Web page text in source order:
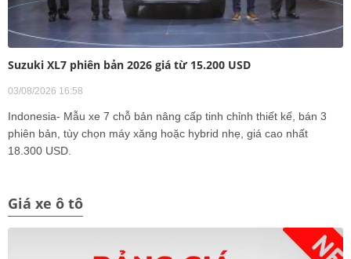
Suzuki XL7 phiên bản 2026 giá từ 15.200 USD
03/08/2026 16:58
Indonesia- Mẫu xe 7 chỗ bản nâng cấp tinh chỉnh thiết kế, bán 3
phiên bản, tùy chọn máy xăng hoặc hybrid nhẹ, giá cao nhất
18.300 USD.
Giá xe ô tô